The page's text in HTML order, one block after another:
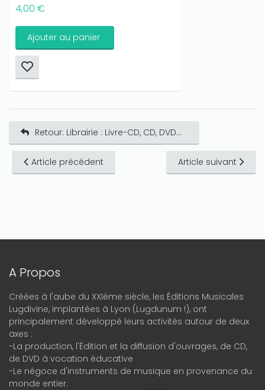
4,00 €
Ajouter au panier
Retour: Librairie : Livre-CD, CD, DVD...
Article précédent Article suivant
A Propos
Créées à l'aube du XXIème siècle, les Éditions Musicales
Lugdivine, implantées à Lyon (Lugdunum !), ont
principalement développé leurs activités autour de deux
axes :
-La production, l'Édition et la diffusion d'ouvrages, de CD,
de DVD à vocation éducative
-Le négoce d'instruments de musique en provenance du
monde entier.